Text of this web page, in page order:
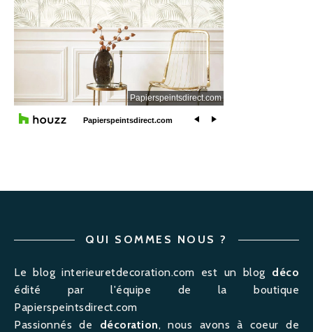
QUI SOMMES NOUS ?
Le blog interieuretdecoration.com est un blog déco
édité par l'équipe de la boutique
Papierspeintsdirect.com
Passionnés de décoration, nous avons à coeur de